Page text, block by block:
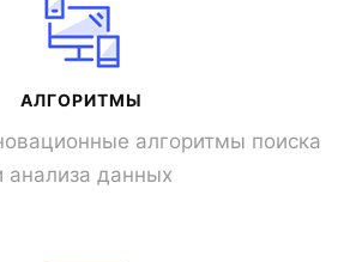
АЛГОРИТМЫ
алгоритмы поиска
анализа данных